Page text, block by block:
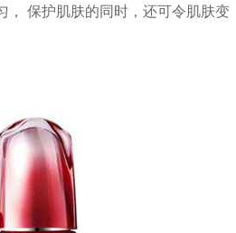
， 保护肌肤的同时，还可令肌肤变